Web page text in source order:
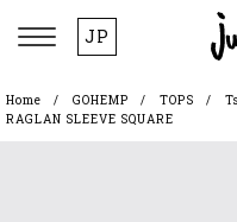
JP
Home GOHEMP TOPS
RAGLAN SLEEVE SQUARE